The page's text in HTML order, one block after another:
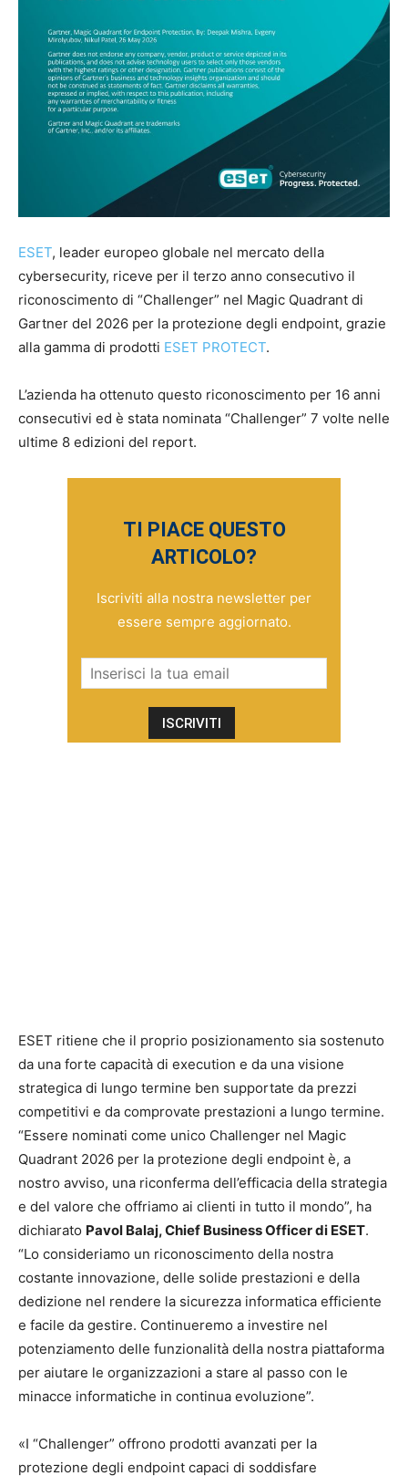
ESET, leader europeo globale nel mercato della
cybersecurity, riceve per il terzo anno consecutivo il
riconoscimento di “Challenger” nel Magic Quadrant di
Gartner del 2026 per la protezione degli endpoint, grazie
alla gamma di prodotti ESET PROTECT.
L’azienda ha ottenuto questo riconoscimento per 16 anni
consecutivi ed è stata nominata “Challenger” 7 volte nelle
ultime 8 edizioni del report.
TI PIACE QUESTO
ARTICOLO?
Iscriviti alla nostra newsletter per
essere sempre aggiornato.
ESET ritiene che il proprio posizionamento sia sostenuto
da una forte capacità di execution e da una visione
strategica di lungo termine ben supportate da prezzi
competitivi e da comprovate prestazioni a lungo termine.
“Essere nominati come unico Challenger nel Magic
Quadrant 2026 per la protezione degli endpoint è, a
nostro avviso, una riconferma dell’efficacia della strategia
e del valore che offriamo ai clienti in tutto il mondo”, ha
dichiarato Pavol Balaj, Chief Business Officer di ESET.
“Lo consideriamo un riconoscimento della nostra
costante innovazione, delle solide prestazioni e della
dedizione nel rendere la sicurezza informatica efficiente
e facile da gestire. Continueremo a investire nel
potenziamento delle funzionalità della nostra piattaforma
per aiutare le organizzazioni a stare al passo con le
minacce informatiche in continua evoluzione”.
«I “Challenger” offrono prodotti avanzati per la
protezione degli endpoint capaci di soddisfare